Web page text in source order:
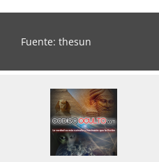
Fuente: thesun